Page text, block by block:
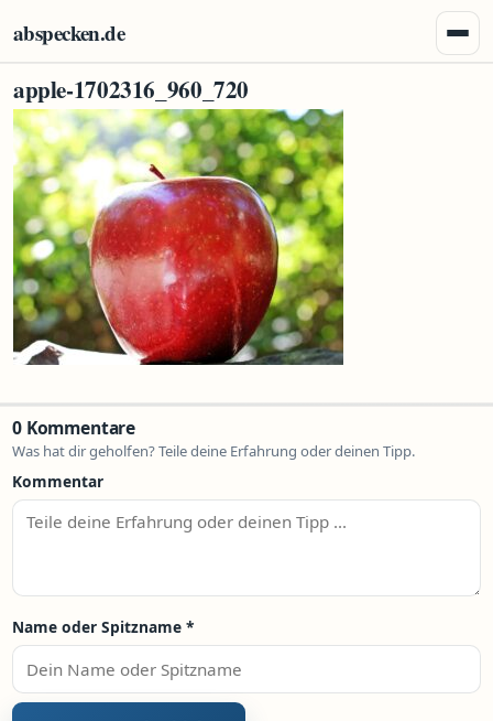
abspecken.de
apple-1702316_960_720
0 Kommentare
Was hat dir geholfen? Teile deine Erfahrung oder deinen Tipp.
Kommentar
Name oder Spitzname *